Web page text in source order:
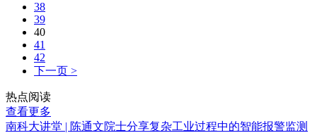
38
39
40
41
42
下一页 >
热点阅读
查看更多
南科大讲堂 | 陈通文院士分享复杂工业过程中的智能报警监测